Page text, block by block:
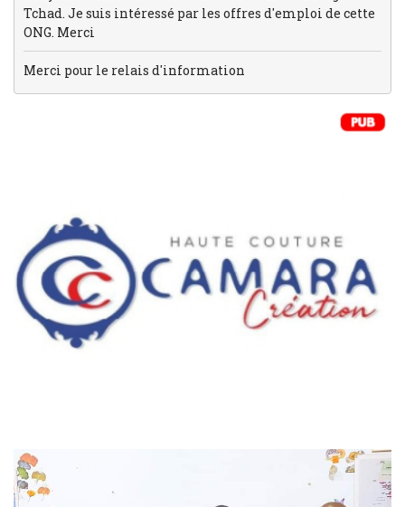
Tchad. Je suis intéressé par les offres d'emploi de cette
ONG. Merci
Merci pour le relais d'information